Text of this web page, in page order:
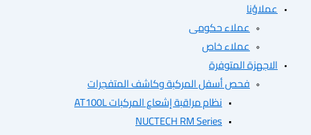
عملاء حكومى
عملاء خاص
المتوفرة
فحص أسفل المركبة وكاشف المتفجرات
نظام مراقبة إشعاع المركبات AT100L
NUCTECH RM Series